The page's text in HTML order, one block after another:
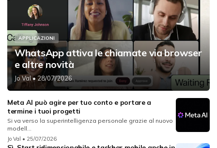
APPLICAZIONI
WhatsApp attiva le chiamate via browser
e altre novità
Jo Val• 28/07/2026
Meta AI può agire per tuo conto e portare a
termine i tuoi progetti
Si va verso la superintelligenza personale grazie al nuovo
modell...
Jo Val • 25/07/2026